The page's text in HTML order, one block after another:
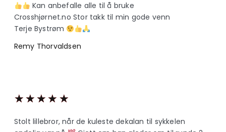
Kan anbefalle alle til å bruke
Crosshjørnet.no Stor takk til min gode venn
Terje Bystrøm
Remy Thorvaldsen
★ ★ ★ ★ ★
Stolt lillebror, når de kuleste dekalan til sykkelen